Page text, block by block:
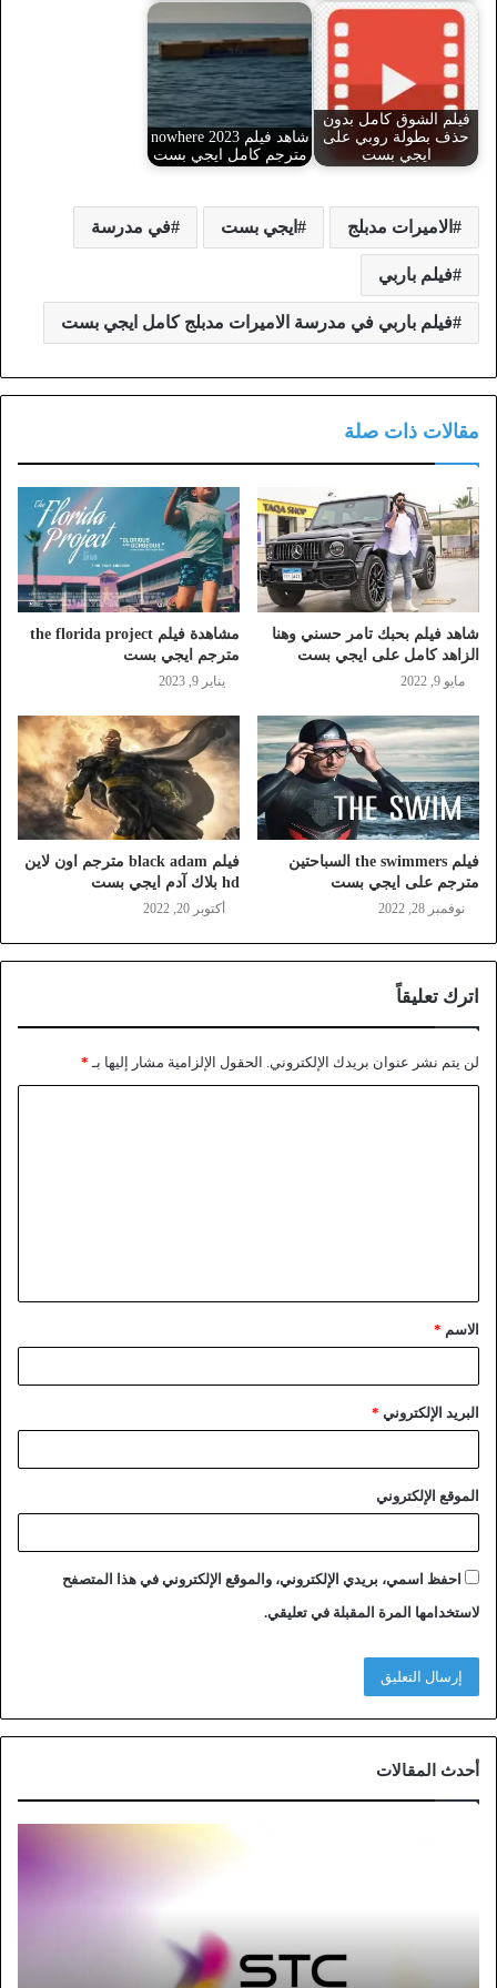
فيلم الشوق كامل بدون
حذف بطولة روبي على
ايجي بست
شاهد فيلم nowhere 2023
مترجم كامل ايجي بست
الاميرات مدبلج ايجي بست في مدرسة
فيلم باربي
فيلم باربي في مدرسة الاميرات مدبلج كامل ايجي بست
مقالات ذات صلة
شاهد فيلم بحبك تامر حسني وهنا
الزاهد كامل على ايجي بست
مايو 9, 2022
مشاهدة فيلم the florida project
مترجم ايجي بست
يناير 9, 2023
فيلم the swimmers السباحتين
مترجم على ايجي بست
نوفمبر 28, 2022
فيلم black adam مترجم اون لاين
hd بلاك آدم ايجي بست
أكتوبر 20, 2022
اترك تعليقاً
لن يتم نشر عنوان بريدك الإلكتروني. الحقول الإلزامية مشار إليها بـ *
الاسم *
البريد الإلكتروني *
الموقع الإلكتروني
احفظ اسمي، بريدي الإلكتروني، والموقع الإلكتروني في هذا المتصفح
لاستخدامها المرة المقبلة في تعليقي.
أحدث المقالات
و